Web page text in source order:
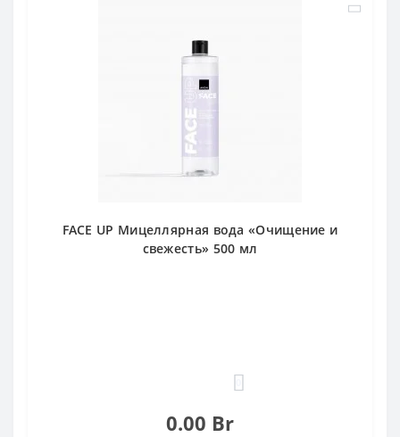
FACE UP Мицеллярная вода «Очищение и
свежесть» 500 мл
0.00 Br